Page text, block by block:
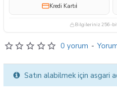
Kredi Kartıi
Bilgileriniz 256-
0 yorum -
Satın alabilmek için asgari